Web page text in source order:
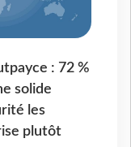
: 72 %
solide
les
plutôt